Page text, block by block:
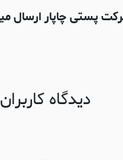
دیدگاه کاربران